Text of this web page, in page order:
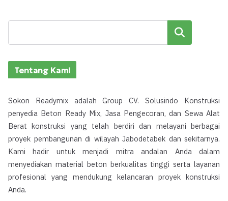
Cari
Tentang Kami
Sokon Readymix adalah Group CV. Solusindo Konstruksi
penyedia Beton Ready Mix, Jasa Pengecoran, dan Sewa Alat
Berat konstruksi yang telah berdiri dan melayani berbagai
proyek pembangunan di wilayah Jabodetabek dan sekitarnya.
Kami hadir untuk menjadi mitra andalan Anda dalam
menyediakan material beton berkualitas tinggi serta layanan
profesional yang mendukung kelancaran proyek konstruksi
Anda.